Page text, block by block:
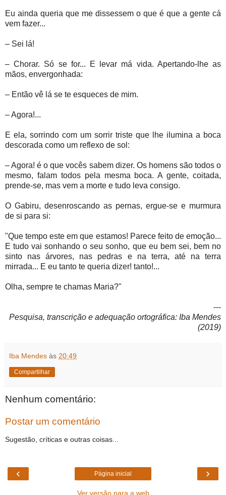
Eu ainda queria que me dissessem o que é que a gente cá
vem fazer...
– Sei lá!
– Chorar. Só se for... E levar má vida. Apertando-lhe as
mãos, envergonhada:
– Então vê lá se te esqueces de mim.
– Agora!...
E ela, sorrindo com um sorrir triste que lhe ilumina a boca
descorada como um reflexo de sol:
– Agora! é o que vocês sabem dizer. Os homens são todos o
mesmo, falam todos pela mesma boca. A gente, coitada,
prende-se, mas vem a morte e tudo leva consigo.
O Gabiru, desenroscando as pernas, ergue-se e murmura
de si para si:
"Que tempo este em que estamos! Parece feito de emoção...
E tudo vai sonhando o seu sonho, que eu bem sei, bem no
sinto nas árvores, nas pedras e na terra, até na terra
mirrada... E eu tanto te queria dizer! tanto!...
Olha, sempre te chamas Maria?"
---
Pesquisa, transcrição e adequação ortográfica: Iba Mendes
(2019)
Iba Mendes às 20:49
Compartilhar
Nenhum comentário:
Postar um comentário
Sugestão, críticas e outras coisas...
‹ ›
Página inicial
Ver versão para a web